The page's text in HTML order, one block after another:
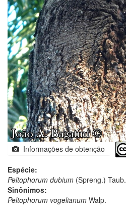
Informações de obtenção
Espécie:
Peltophorum dubium (Spreng.) Taub.
Sinônimos:
Peltophorum vogelianum Walp.